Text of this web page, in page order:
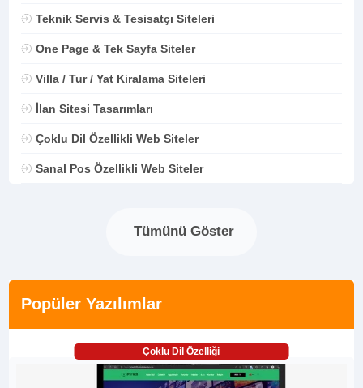
Teknik Servis & Tesisatçı Siteleri
One Page & Tek Sayfa Siteler
Villa / Tur / Yat Kiralama Siteleri
İlan Sitesi Tasarımları
Çoklu Dil Özellikli Web Siteler
Sanal Pos Özellikli Web Siteler
Tümünü Göster
Popüler Yazılımlar
Çoklu Dil Özelliği